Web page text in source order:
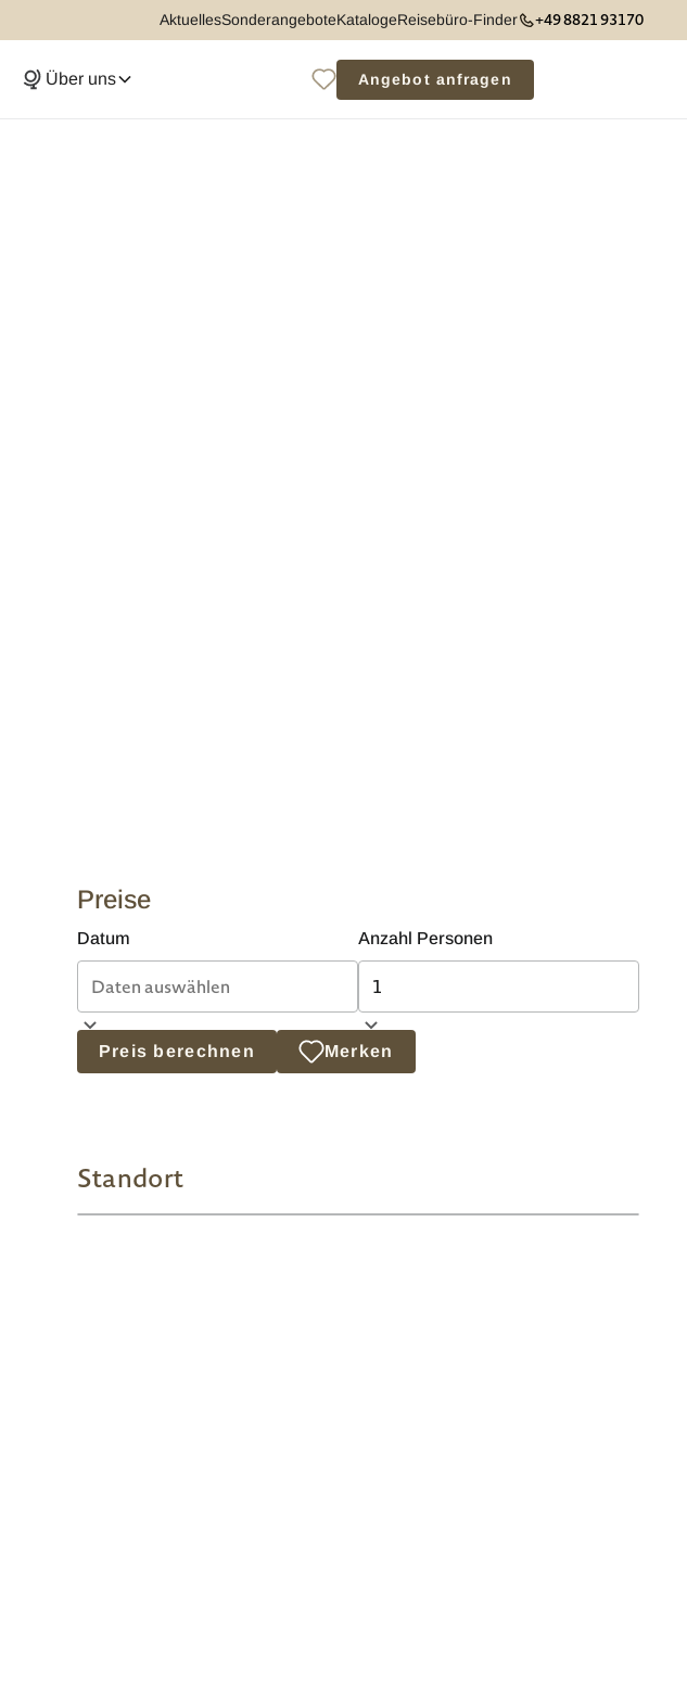
AktuellesSonderangeboteKatalogeReisebüro-Finder +49 8821 93170
Über uns Angebot anfragen
Preise
Datum Anzahl Personen
Preis berechnen Merken
Standort